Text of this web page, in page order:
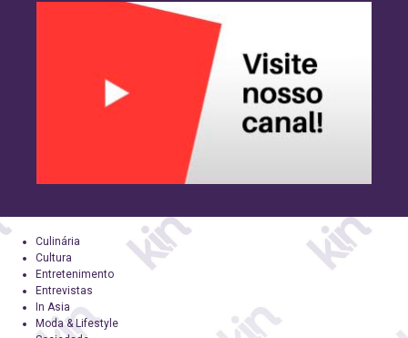
Culinária
Cultura
Entretenimento
Entrevistas
In Asia
Moda & Lifestyle